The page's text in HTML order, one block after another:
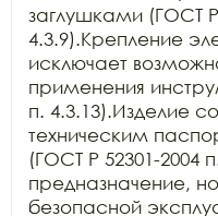
заглушками (ГОСТ Р
4.3.9).Крепление
исключает
применения
п. 4.3.13).Изделие
техническим
(ГОСТ Р 52301-2004
предназначение,
безопасной